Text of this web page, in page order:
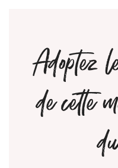
Adoptez
de cette